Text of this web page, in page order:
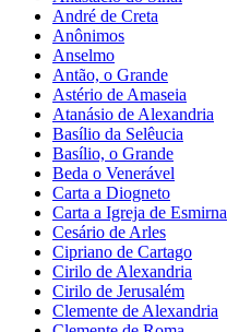
André de Creta
Anônimos
Anselmo
Antão, o Grande
Astério de Amaseia
Atanásio de Alexandria
Basílio da Selêucia
Basílio, o Grande
Beda o Venerável
Carta a Diogneto
Carta a Igreja de Esmirna
Cesário de Arles
Cipriano de Cartago
Cirilo de Alexandria
Cirilo de Jerusalém
Clemente de Alexandria